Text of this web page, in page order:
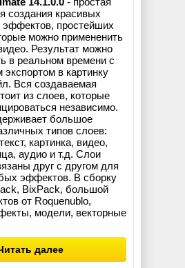
создания красивых
эффектов, простейших
можно примененить
Результат можно
в реальном времени с
в картинку
Вся создаваемая
из слоев, которые
независимо.
большое
типов слоев:
картинка, видео,
аудио и т.д. Слои
друг с другом для
эффектов. В сборку
BixPack, большой
от Roquenublo,
модели, векторные
далее